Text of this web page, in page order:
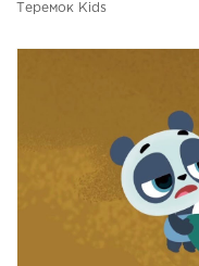
Теремок Kids